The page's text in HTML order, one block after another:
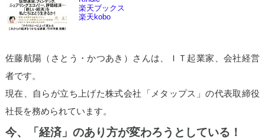
楽天ブックス
楽天kobo
佐藤航陽（さとう・かつあき）さんは、ＩＴ起業家、会社経営
者です。
現在、自らが立ち上げた株式会社「メタップス」の代表取締役
社長を務められています。
今、「経済」のあり方が変わろうとしている！